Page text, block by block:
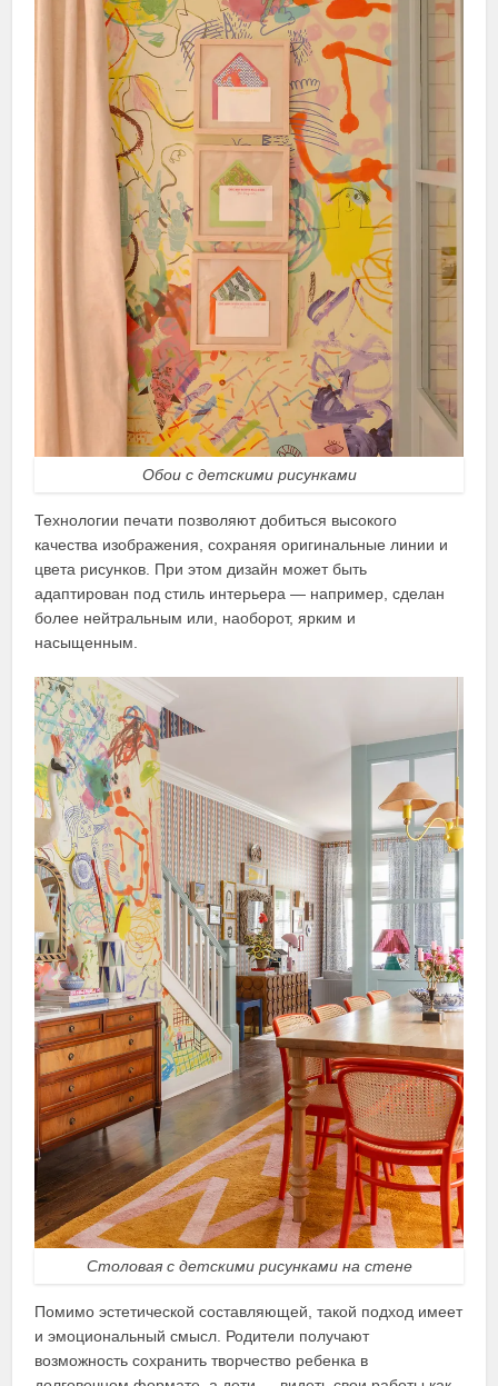
Обои с детскими рисунками
Технологии печати позволяют добиться высокого
качества изображения, сохраняя оригинальные линии и
цвета рисунков. При этом дизайн может быть
адаптирован под стиль интерьера — например, сделан
более нейтральным или, наоборот, ярким и
насыщенным.
Столовая с детскими рисунками на стене
Помимо эстетической составляющей, такой подход имеет
и эмоциональный смысл. Родители получают
возможность сохранить творчество ребенка в